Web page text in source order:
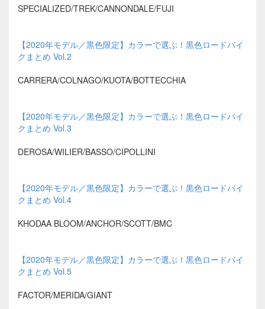
SPECIALIZED/TREK/CANNONDALE/FUJI
【2020年モデル／黒色限定】カラーで選ぶ！黒色ロードバイ
クまとめ Vol.2
CARRERA/COLNAGO/KUOTA/BOTTECCHIA
【2020年モデル／黒色限定】カラーで選ぶ！黒色ロードバイ
クまとめ Vol.3
DEROSA/WILIER/BASSO/CIPOLLINI
【2020年モデル／黒色限定】カラーで選ぶ！黒色ロードバイ
クまとめ Vol.4
KHODAA BLOOM/ANCHOR/SCOTT/BMC
【2020年モデル／黒色限定】カラーで選ぶ！黒色ロードバイ
クまとめ Vol.5
FACTOR/MERIDA/GIANT